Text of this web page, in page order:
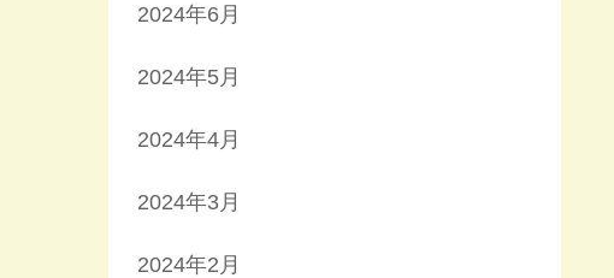
2024年6月
2024年5月
2024年4月
2024年3月
2024年2月